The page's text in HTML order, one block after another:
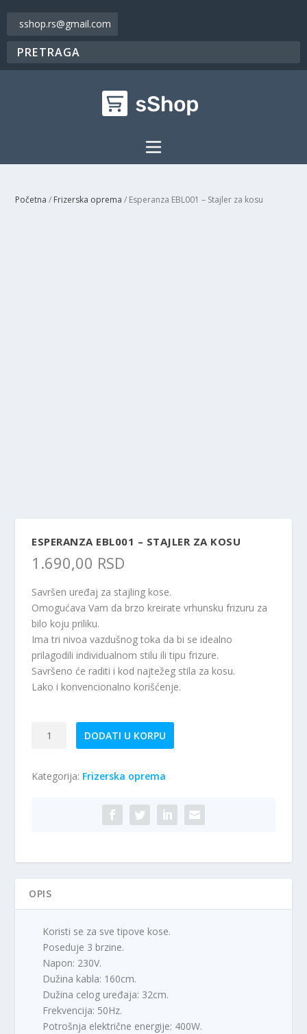
sshop.rs@gmail.com
Početna / Frizerska oprema / Esperanza EBL001 – Stajler za kosu
ESPERANZA EBL001 – STAJLER ZA KOSU
1.690,00 RSD
Savršen uređaj za stajling kose.
Omogućava Vam da brzo kreirate vrhunsku frizuru za
bilo koju priliku.
Ima tri nivoa vazdušnog toka da bi se idealno
prilagodili individualnom stilu ili tipu frizure.
Savršeno će raditi i kod najtežeg stila za kosu.
Lako i konvencionalno korišćenje.
Esperanza
Stajler
DODATI U KORPU
Kategorija: Frizerska oprema
OPIS
Koristi se za sve tipove kose.
Poseduje 3 brzine.
Napon: 230V.
Dužina kabla: 160cm.
Dužina celog uređaja: 32cm.
Frekvencija: 50Hz.
Potrošnja električne energije: 400W.